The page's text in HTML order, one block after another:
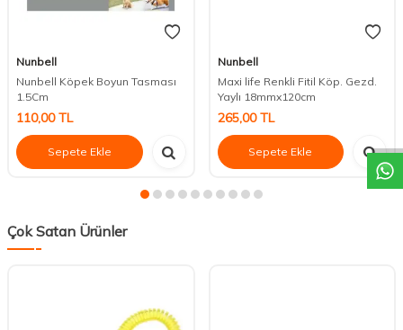
Nunbell
Nunbell Köpek Boyun Tasması
1.5Cm
110,00TL
Sepete Ekle
Nunbell
Maxi life Renkli Fitil Köp. Gezd.
Yaylı 18mmx120cm
265,00TL
Sepete Ekle
Çok Satan Ürünler